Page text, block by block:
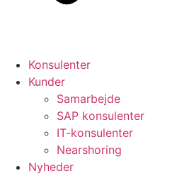
Konsulenter
Kunder
Samarbejde
SAP konsulenter
IT-konsulenter
Nearshoring
Nyheder